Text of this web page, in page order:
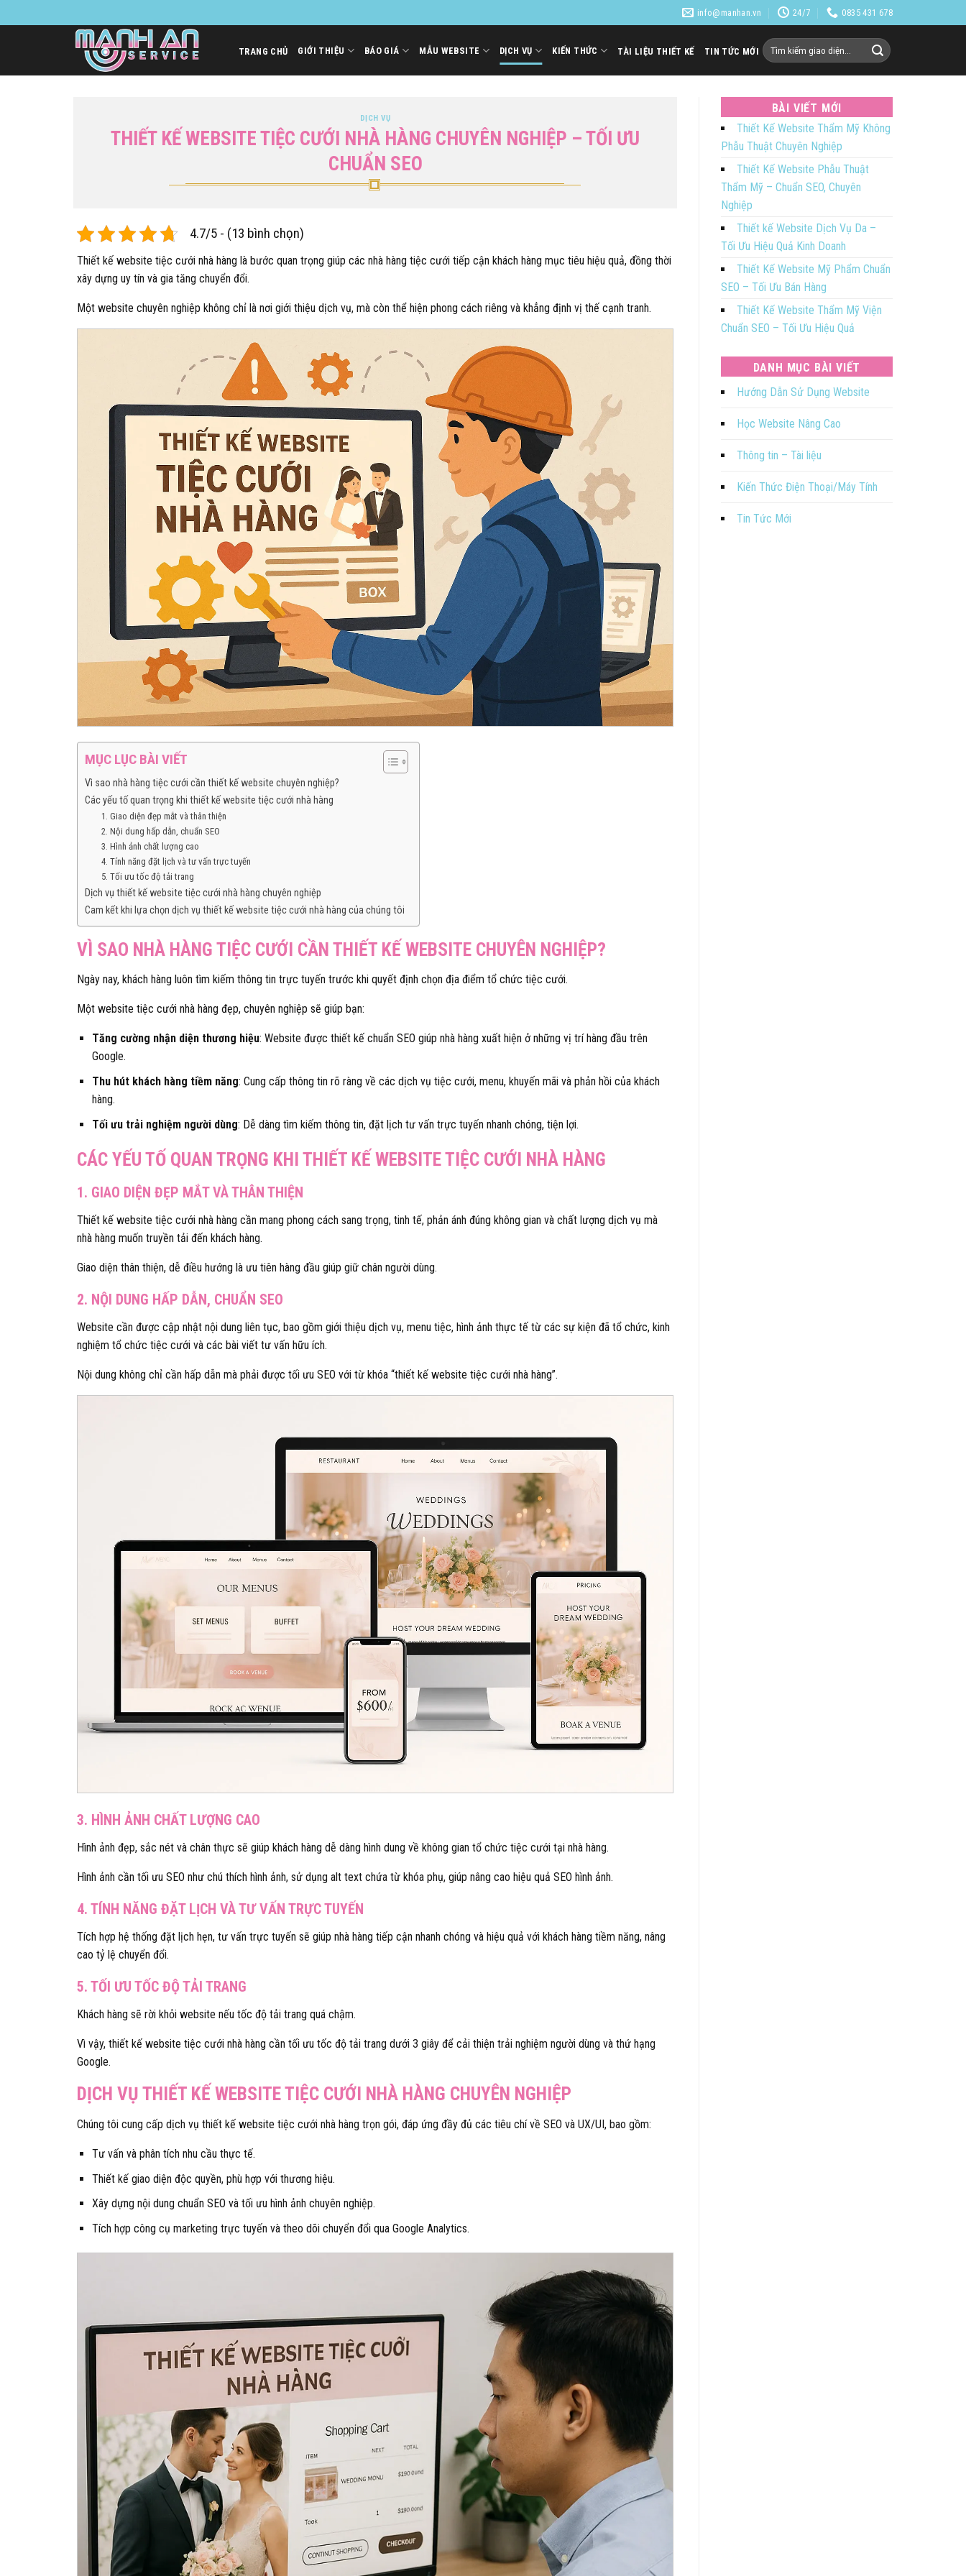
qua
info@manhan.vn 24/7 0835 431 678
TRANG CHỦ GIỚI THIỆU BÁO GIÁ MẪU WEBSITE DỊCH VỤ KIẾN THỨC TÀI LIỆU THIẾT KẾ TIN TỨC MỚI Tìm
DỊCH VỤ
THIẾT KẾ WEBSITE TIỆC CƯỚI NHÀ HÀNG CHUYÊN NGHIỆP – TỐI ƯU
CHUẨN SEO
4.7/5 - (13 bình chọn)
Thiết kế website tiệc cưới nhà hàng là bước quan trọng giúp các nhà hàng tiệc cưới tiếp cận khách hàng mục tiêu hiệu quả, đồng thời
xây dựng uy tín và gia tăng chuyển đổi.
Một website chuyên nghiệp không chỉ là nơi giới thiệu dịch vụ, mà còn thể hiện phong cách riêng và khẳng định vị thế cạnh tranh.
MỤC LỤC BÀI VIẾT
Vì sao nhà hàng tiệc cưới cần thiết kế website chuyên nghiệp?
Các yếu tố quan trọng khi thiết kế website tiệc cưới nhà hàng
1. Giao diện đẹp mắt và thân thiện
2. Nội dung hấp dẫn, chuẩn SEO
3. Hình ảnh chất lượng cao
4. Tính năng đặt lịch và tư vấn trực tuyến
5. Tối ưu tốc độ tải trang
Dịch vụ thiết kế website tiệc cưới nhà hàng chuyên nghiệp
Cam kết khi lựa chọn dịch vụ thiết kế website tiệc cưới nhà hàng của chúng tôi
VÌ SAO NHÀ HÀNG TIỆC CƯỚI CẦN THIẾT KẾ WEBSITE CHUYÊN NGHIỆP?
Ngày nay, khách hàng luôn tìm kiếm thông tin trực tuyến trước khi quyết định chọn địa điểm tổ chức tiệc cưới.
Một website tiệc cưới nhà hàng đẹp, chuyên nghiệp sẽ giúp bạn:
Tăng cường nhận diện thương hiệu: Website được thiết kế chuẩn SEO giúp nhà hàng xuất hiện ở những vị trí hàng đầu trên
Google.
Thu hút khách hàng tiềm năng: Cung cấp thông tin rõ ràng về các dịch vụ tiệc cưới, menu, khuyến mãi và phản hồi của khách
hàng.
Tối ưu trải nghiệm người dùng: Dễ dàng tìm kiếm thông tin, đặt lịch tư vấn trực tuyến nhanh chóng, tiện lợi.
CÁC YẾU TỐ QUAN TRỌNG KHI THIẾT KẾ WEBSITE TIỆC CƯỚI NHÀ HÀNG
1. GIAO DIỆN ĐẸP MẮT VÀ THÂN THIỆN
Thiết kế website tiệc cưới nhà hàng cần mang phong cách sang trọng, tinh tế, phản ánh đúng không gian và chất lượng dịch vụ mà
nhà hàng muốn truyền tải đến khách hàng.
Giao diện thân thiện, dễ điều hướng là ưu tiên hàng đầu giúp giữ chân người dùng.
2. NỘI DUNG HẤP DẪN, CHUẨN SEO
Website cần được cập nhật nội dung liên tục, bao gồm giới thiệu dịch vụ, menu tiệc, hình ảnh thực tế từ các sự kiện đã tổ chức, kinh
nghiệm tổ chức tiệc cưới và các bài viết tư vấn hữu ích.
Nội dung không chỉ cần hấp dẫn mà phải được tối ưu SEO với từ khóa “thiết kế website tiệc cưới nhà hàng”.
3. HÌNH ẢNH CHẤT LƯỢNG CAO
Hình ảnh đẹp, sắc nét và chân thực sẽ giúp khách hàng dễ dàng hình dung về không gian tổ chức tiệc cưới tại nhà hàng.
Hình ảnh cần tối ưu SEO như chú thích hình ảnh, sử dụng alt text chứa từ khóa phụ, giúp nâng cao hiệu quả SEO hình ảnh.
4. TÍNH NĂNG ĐẶT LỊCH VÀ TƯ VẤN TRỰC TUYẾN
Tích hợp hệ thống đặt lịch hẹn, tư vấn trực tuyến sẽ giúp nhà hàng tiếp cận nhanh chóng và hiệu quả với khách hàng tiềm năng, nâng
cao tỷ lệ chuyển đổi.
5. TỐI ƯU TỐC ĐỘ TẢI TRANG
Khách hàng sẽ rời khỏi website nếu tốc độ tải trang quá chậm.
Vì vậy, thiết kế website tiệc cưới nhà hàng cần tối ưu tốc độ tải trang dưới 3 giây để cải thiện trải nghiệm người dùng và thứ hạng
Google.
DỊCH VỤ THIẾT KẾ WEBSITE TIỆC CƯỚI NHÀ HÀNG CHUYÊN NGHIỆP
Chúng tôi cung cấp dịch vụ thiết kế website tiệc cưới nhà hàng trọn gói, đáp ứng đầy đủ các tiêu chí về SEO và UX/UI, bao gồm:
Tư vấn và phân tích nhu cầu thực tế.
Thiết kế giao diện độc quyền, phù hợp với thương hiệu.
Xây dựng nội dung chuẩn SEO và tối ưu hình ảnh chuyên nghiệp.
Tích hợp công cụ marketing trực tuyến và theo dõi chuyển đổi qua Google Analytics.
BÀI VIẾT MỚI
Thiết Kế Website Thẩm Mỹ Không
Phẫu Thuật Chuyên Nghiệp
Thiết Kế Website Phẫu Thuật
Thẩm Mỹ – Chuẩn SEO, Chuyên
Nghiệp
Thiết kế Website Dịch Vụ Da –
Tối Ưu Hiệu Quả Kinh Doanh
Thiết Kế Website Mỹ Phẩm Chuẩn
SEO – Tối Ưu Bán Hàng
Thiết Kế Website Thẩm Mỹ Viện
Chuẩn SEO – Tối Ưu Hiệu Quả
DANH MỤC BÀI VIẾT
Hướng Dẫn Sử Dụng Website
Học Website Nâng Cao
Thông tin – Tài liệu
Kiến Thức Điện Thoại/Máy Tính
Tin Tức Mới